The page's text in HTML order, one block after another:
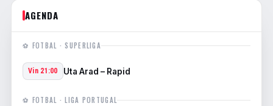
AGENDA
⚽ FOTBAL · SUPERLIGA
Vin 21:00 Uta Arad – Rapid
⚽ FOTBAL · LIGA PORTUGAL